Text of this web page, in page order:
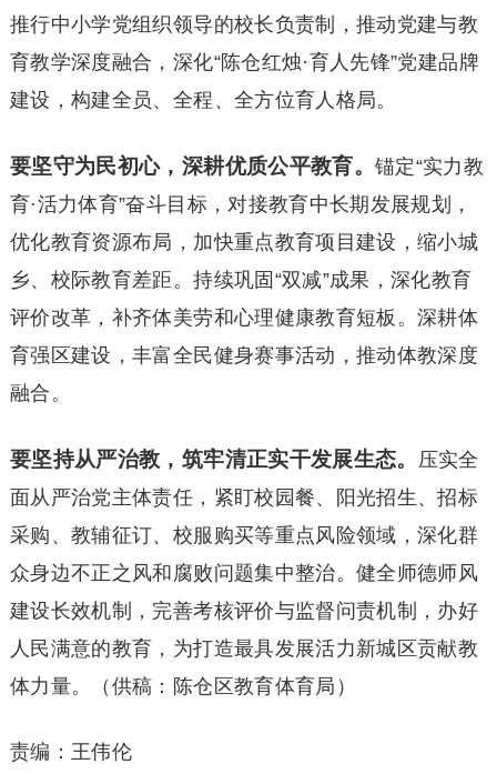
推行中小学党组织领导的校长负责制，推动党建与教
育教学深度融合，深化“陈仓红烛·育人先锋”党建品牌
建设，构建全员、全程、全方位育人格局。
要坚守为民初心，深耕优质公平教育。锚定“实力教
育·活力体育”奋斗目标，对接教育中长期发展规划，
优化教育资源布局，加快重点教育项目建设，缩小城
乡、校际教育差距。持续巩固“双减”成果，深化教育
评价改革，补齐体美劳和心理健康教育短板。深耕体
育强区建设，丰富全民健身赛事活动，推动体教深度
融合。
要坚持从严治教，筑牢清正实干发展生态。 压实全
面从严治党主体责任，紧盯校园餐、阳光招生、招标
采购、教辅征订、校服购买等重点风险领域，深化群
众身边不正之风和腐败问题集中整治。健全师德师风
建设长效机制，完善考核评价与监督问责机制，办好
人民满意的教育，为打造最具发展活力新城区贡献教
体力量。（供稿：陈仓区教育体育局）
责编：王伟伦